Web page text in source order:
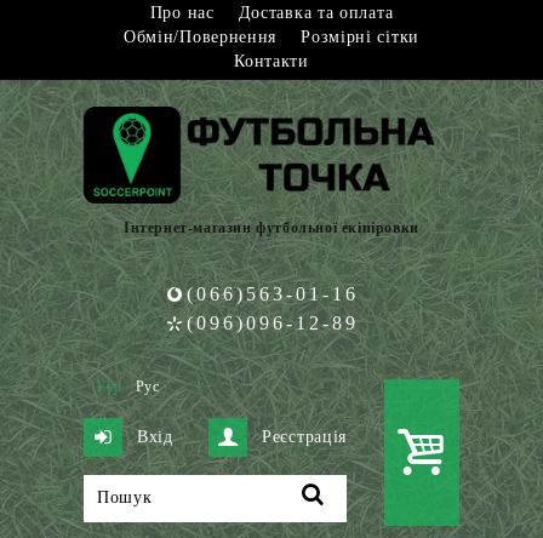
Про нас
Доставка та оплата
Обмін/Повернення
Розмірні сітки
Контакти
Інтернет-магазин футбольної екіпіровки
(066)563-01-16
(096)096-12-89
Укр Рус
Вхід Реєстрація